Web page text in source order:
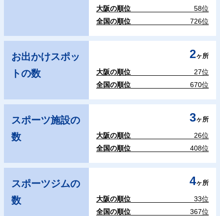
大阪の順位
58位
全国の順位
726位
お出かけスポッ
トの数
2ヶ所
大阪の順位
27位
全国の順位
670位
スポーツ施設の
数
3ヶ所
大阪の順位
26位
全国の順位
408位
スポーツジムの
数
4ヶ所
大阪の順位
33位
全国の順位
367位